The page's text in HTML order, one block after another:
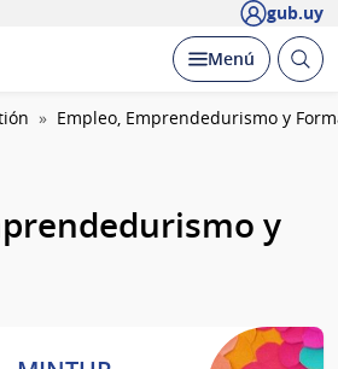
gub.uy
Desplegar
Menú Abrir
Empleo, Emprendedurismo y
y